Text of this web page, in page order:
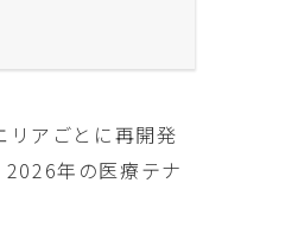
アごとに再開発
年の医療テナ